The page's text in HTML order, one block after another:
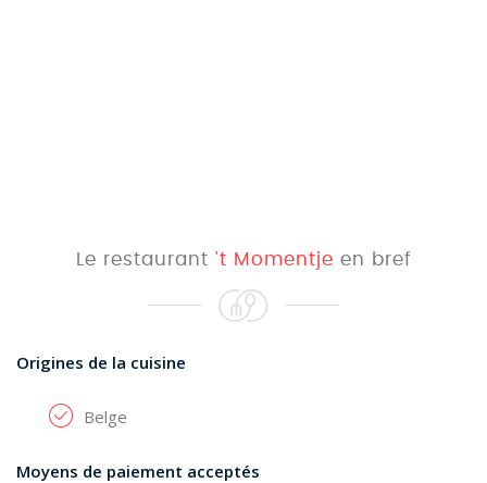
Le restaurant 't Momentje en bref
Origines de la cuisine
Belge
Moyens de paiement acceptés